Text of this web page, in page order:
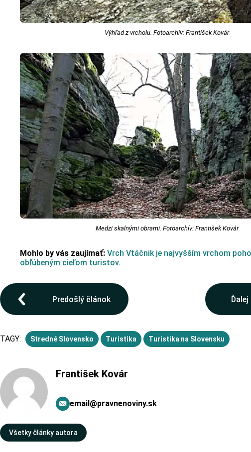
Výhľad z vrcholu. Fotoarchív: František Kovár
Medzi skalnými obrami. Fotoarchív: František Kovár
Mohlo by vás zaujímať: Vrch Vtáčnik je najvyšším vrchom
obľúbeným cieľom turistov.
Predošlý článok Ďalej
TAGY: Stredné Slovensko Turistika Turistika na Slovensku
František Kovár
email@pravnenoviny.sk
Všetky články autora